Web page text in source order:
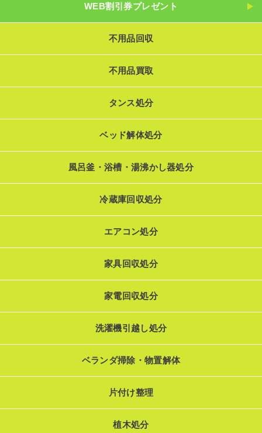
WEB割引券プレゼント
不用品回収
不用品買取
タンス処分
ベッド解体処分
風呂釜・浴槽・湯沸かし器処分
冷蔵庫回収処分
エアコン処分
家具回収処分
家電回収処分
洗濯機引越し処分
ベランダ掃除・物置解体
片付け整理
植木処分